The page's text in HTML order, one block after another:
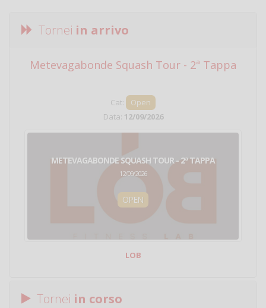
Tornei in arrivo
Metevagabonde Squash Tour - 2ª Tappa
Cat:
Open
Data: 12/09/2026
METEVAGABONDE SQUASH TOUR - 2ª TAPPA
12/09/2026
OPEN
LOB
Tornei in corso